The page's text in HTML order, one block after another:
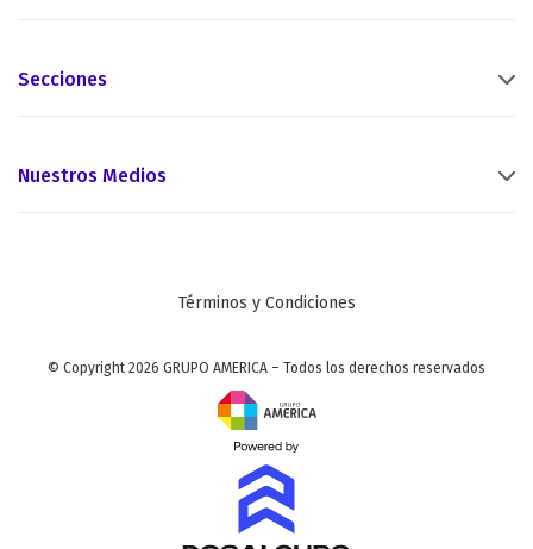
Secciones
Nuestros Medios
Términos y Condiciones
© Copyright 2026 GRUPO AMERICA – Todos los derechos reservados